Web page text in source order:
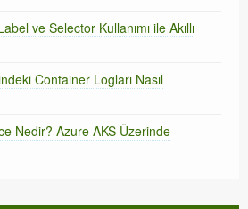
ve Selector Kullanımı ile Akıllı
Container Logları Nasıl
Nedir? Azure AKS Üzerinde